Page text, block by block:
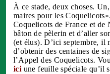
Non, nous ne voulons
exigeons protection.
Nous exigeons de nos
tous les pesticides de
discours, des actes.
À ce stade, deux choses.
maires pour les
Coquelicots de France et de
bâton de pèlerin et d’aller
(et élus). D’ici septembre, il
d’obtenir des centaines de
l’Appel des Coquelicots.
ici une feuille spéciale qu’il